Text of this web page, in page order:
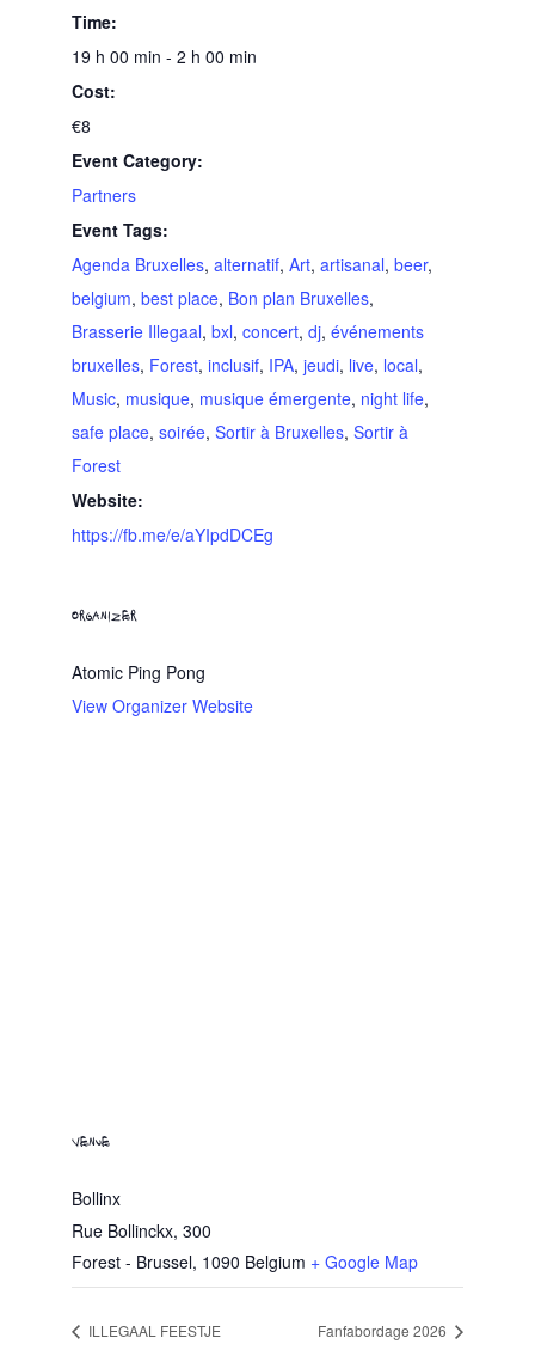
Time:
19 h 00 min - 2 h 00 min
Cost:
€8
Event Category:
Partners
Event Tags:
Agenda Bruxelles,alternatif,Art,artisanal,beer,
belgium,best place, Bon plan Bruxelles,
Brasserie Illegaal,bxl,concert,dj,événements
bruxelles, Forest,inclusif, IPA,jeudi, live, local,
Music, musique, musique émergente, night life,
safe place,soirée,Sortir à Bruxelles,Sortir à
Forest
Website:
https://fb.me/e/aYIpdDCEg
ORGANIZER
Atomic Ping Pong
View Organizer Website
VENUE
Bollinx
Rue Bollinckx, 300
Forest - Brussel, 1090 Belgium + Google Map
ILLEGAAL FEESTJE Fanfabordage 2026